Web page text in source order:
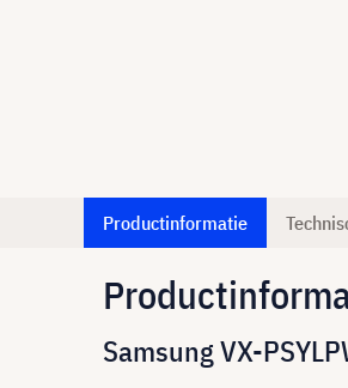
Productinformatie
Samsung VX-